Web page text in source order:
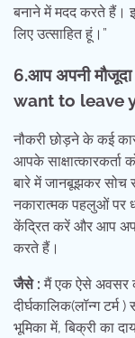
बनाने में मदद करते हैं।
लिए उत्साहित हूं।”
6.आप अपनी मौजूदा
want to leave
नौकरी छोड़ने के कई
आपके साक्षात्कारकर्ता
बारे में जानबूझकर सोच
नकारात्मक पहलुओं पर
केंद्रित करें और आप
करते हैं।
जैसे : मैं एक ऐसे अवसर
दीर्घकालिक(लॉन्ग टर्म
भूमिका में, बिक्री का